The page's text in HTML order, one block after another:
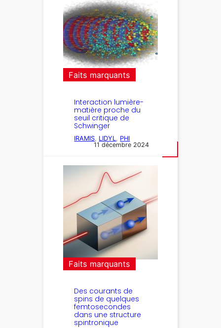
Faits marquants
Interaction lumière-
matière proche du
seuil critique de
Schwinger
IRAMIS LIDYL
PHI
11 décembre 2024
Faits marquants
Des courants de
spins de quelques
femtosecondes
dans une structure
spintronique